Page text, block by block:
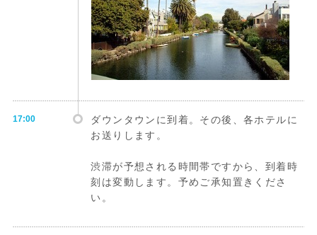
17:00
ダウンタウンに到着。その後、各ホテルに
お送りします。
渋滞が予想される時間帯ですから、到着時
刻は変動します。予めご承知置きくださ
い。